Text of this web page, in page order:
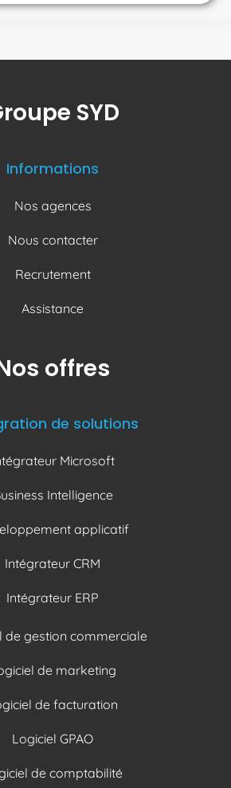
SYD
Informations
Nos agences
Nous contacter
Recrutement
Assistance
offres
de solutions
Microsoft
Intelligence
applicatif
Intégrateur CRM
Intégrateur ERP
de gestion commerciale
de marketing
de facturation
Logiciel GPAO
de comptabilité